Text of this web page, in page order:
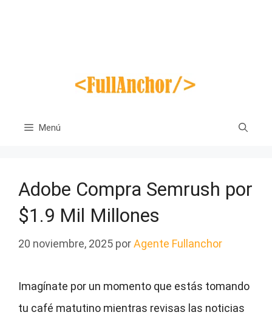
Menú
Adobe Compra Semrush por
$1.9 Mil Millones
20 noviembre, 2025 porAgente Fullanchor
Imagínate por un momento que estás tomando
tu café matutino mientras revisas las noticias